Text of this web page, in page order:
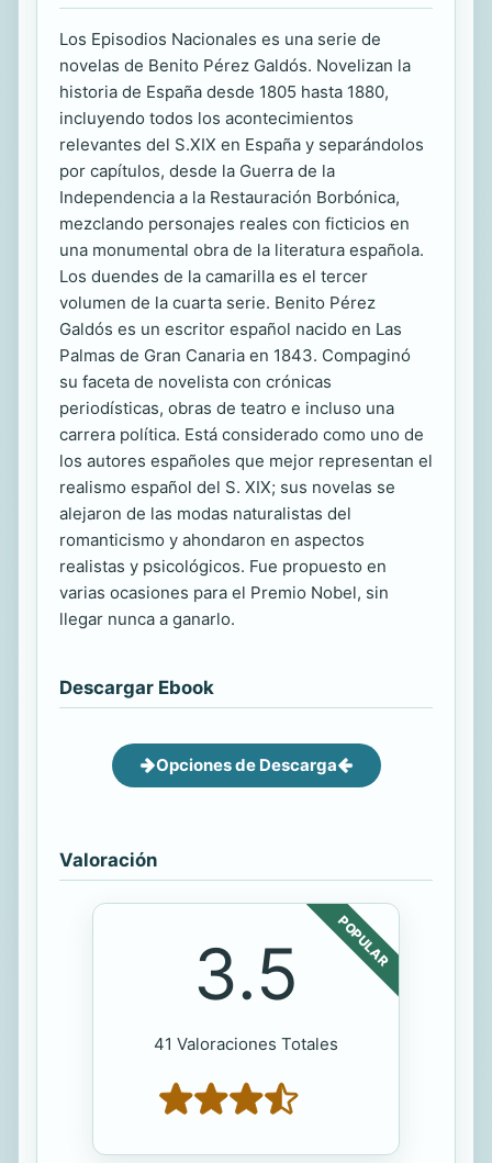
Los Episodios Nacionales es una serie de
novelas de Benito Pérez Galdós. Novelizan la
historia de España desde 1805 hasta 1880,
incluyendo todos los acontecimientos
relevantes del S.XIX en España y separándolos
por capítulos, desde la Guerra de la
Independencia a la Restauración Borbónica,
mezclando personajes reales con ficticios en
una monumental obra de la literatura española.
Los duendes de la camarilla es el tercer
volumen de la cuarta serie. Benito Pérez
Galdós es un escritor español nacido en Las
Palmas de Gran Canaria en 1843. Compaginó
su faceta de novelista con crónicas
periodísticas, obras de teatro e incluso una
carrera política. Está considerado como uno de
los autores españoles que mejor representan el
realismo español del S. XIX; sus novelas se
alejaron de las modas naturalistas del
romanticismo y ahondaron en aspectos
realistas y psicológicos. Fue propuesto en
varias ocasiones para el Premio Nobel, sin
llegar nunca a ganarlo.
Descargar Ebook
Opciones de Descarga
Valoración
POPULAR
3.5
41 Valoraciones Totales